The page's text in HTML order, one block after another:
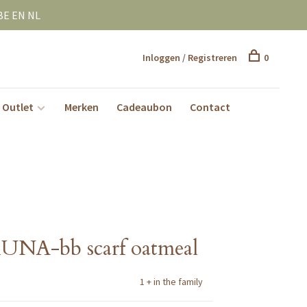
EN NL
Outlet Merken Cadeaubon Contact
Inloggen / Registreren 0
bb scarf oatmeal
1 + in the family